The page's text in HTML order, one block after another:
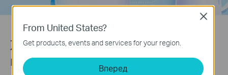
Живіть розумніше, попередньо
встановивши час
From United States?
Get products, events and services for your region.
Вперед
Close